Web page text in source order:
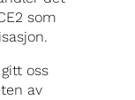
som
oss
av